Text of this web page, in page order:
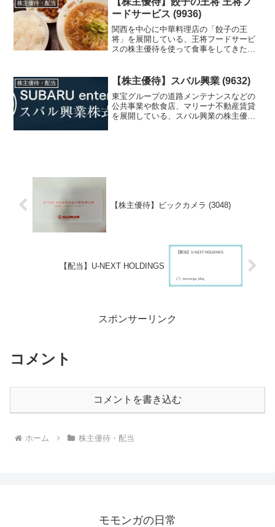
株主優待・配当
ードサービス (9936)
関西を中心に中華料理店の「餃子の王
将」を展開している、王将フードサービ
スの株主優待を使って食事をしてきたの
株主優待・配当 【株主優待】スバル興業 (9632)
東宝グループの道路メンテナンスなどの
公共事業や飲食店、マリーナ不動産賃貸
を展開している、スバル興業の株主優待
【株主優待】ビックカメラ (3048)
【配当】U-NEXT HOLDINGS
スポンサーリンク
コメント
コメントを書き込む
ホーム 株主優待・配当
モモンガの日常